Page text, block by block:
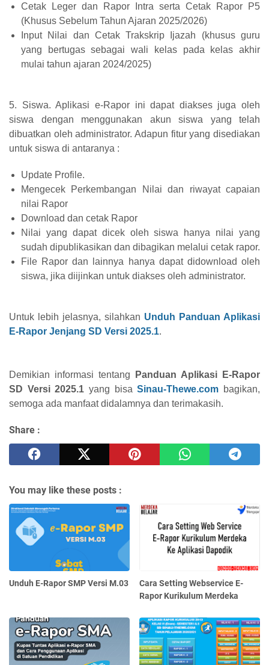
Cetak Leger dan Rapor Intra serta Cetak Rapor P5
(Khusus Sebelum Tahun Ajaran 2025/2026)
Input Nilai dan Cetak Trakskrip Ijazah (khusus guru
yang bertugas sebagai wali kelas pada kelas akhir
mulai tahun ajaran 2024/2025)
5. Siswa. Aplikasi e-Rapor ini dapat diakses juga oleh
siswa dengan menggunakan akun siswa yang telah
dibuatkan oleh administrator. Adapun fitur yang disediakan
untuk siswa di antaranya :
Update Profile.
Mengecek Perkembangan Nilai dan riwayat capaian
nilai Rapor
Download dan cetak Rapor
Nilai yang dapat dicek oleh siswa hanya nilai yang
sudah dipublikasikan dan dibagikan melalui cetak rapor.
File Rapor dan lainnya hanya dapat didownload oleh
siswa, jika diijinkan untuk diakses oleh administrator.
Untuk lebih jelasnya, silahkan Unduh Panduan Aplikasi
E-Rapor Jenjang SD Versi 2025.1.
Demikian informasi tentang
Panduan Aplikasi E-Rapor
SD Versi 2025.1 yang bisaSinau-Thewe.com bagikan,
semoga ada manfaat didalamnya dan terimakasih.
Share :
You may like these posts :
Unduh E-Rapor SMP Versi M.03
Cara Setting Webservice E-
Rapor Kurikulum Merdeka